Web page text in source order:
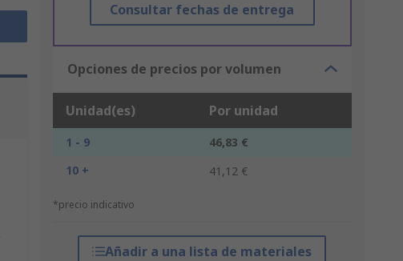
Consultar fechas de entrega
Opciones de precios por volumen
Unidad(es) Por unidad
1 - 9
46,83 €
10 +
41,12 €
*precio indicativo
Añadir a una lista de materiales